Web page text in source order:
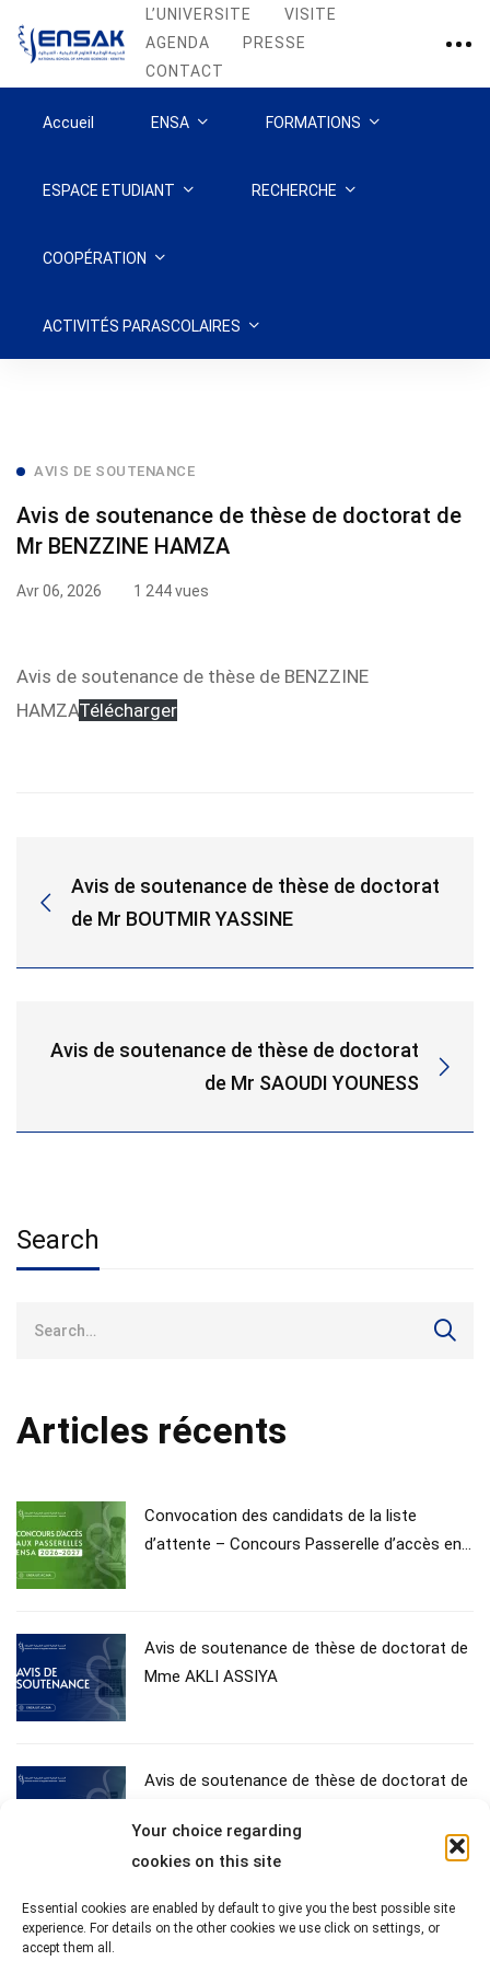
Your choice regarding
cookies on this site
Essential cookies are enabled by default to give you the best possible site
experience. For details on the other cookies we use click on settings, or
accept them all.
L’UNIVERSITE
VISITE
AGENDA
PRESSE
CONTACT
Accueil ENSA FORMATIONS
ESPACE ETUDIANT RECHERCHE
COOPÉRATION
ACTIVITÉS PARASCOLAIRES
Avis
de
soutenance
thèse
de
BENZZINE
HAMZA
AVIS DE SOUTENANCE
Avis de soutenance de thèse de doctorat de
Mr BENZZINE HAMZA
Avr 06, 2026 1 244 vues
Avis de soutenance de thèse de BENZZINE
HAMZATélécharger
Avis de soutenance de thèse de doctorat
de Mr BOUTMIR YASSINE
Avis de soutenance de thèse de doctorat
de Mr SAOUDI YOUNESS
Search
Search
Articles récents
Convocation des candidats de la liste
d’attente – Concours Passerelle d’accès en
Avis de soutenance de thèse de doctorat de
Mme AKLI ASSIYA
Avis de soutenance de thèse de doctorat de
Inscription définitive des bacheliers admis à